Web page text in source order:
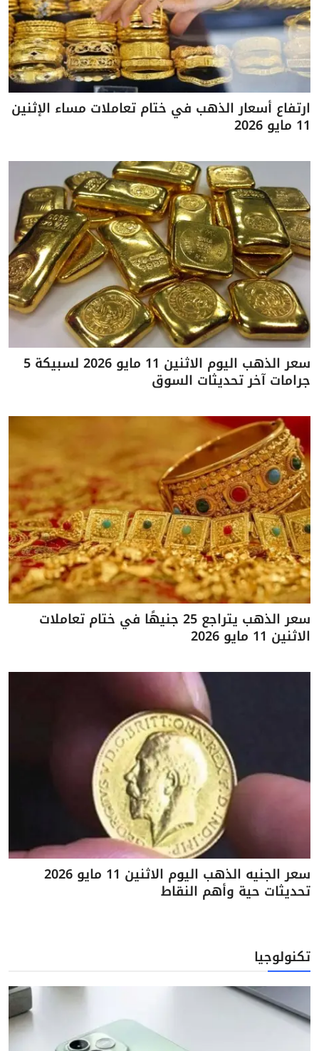
ارتفاع أسعار الذهب في ختام تعاملات مساء الإثنين
11 مايو 2026
سعر الذهب اليوم الاثنين 11 مايو 2026 لسبيكة 5
جرامات آخر تحديثات السوق
سعر الذهب يتراجع 25 جنيهًا في ختام تعاملات
الاثنين 11 مايو 2026
سعر الجنيه الذهب اليوم الاثنين 11 مايو 2026
تحديثات حية وأهم النقاط
تكنولوجيا